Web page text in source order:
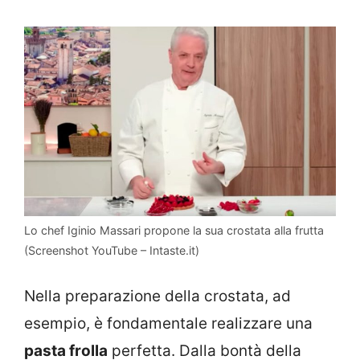
Lo chef Iginio Massari propone la sua crostata alla frutta
(Screenshot YouTube – Intaste.it)
Nella preparazione della crostata, ad
esempio, è fondamentale realizzare una
pasta frolla perfetta. Dalla bontà della